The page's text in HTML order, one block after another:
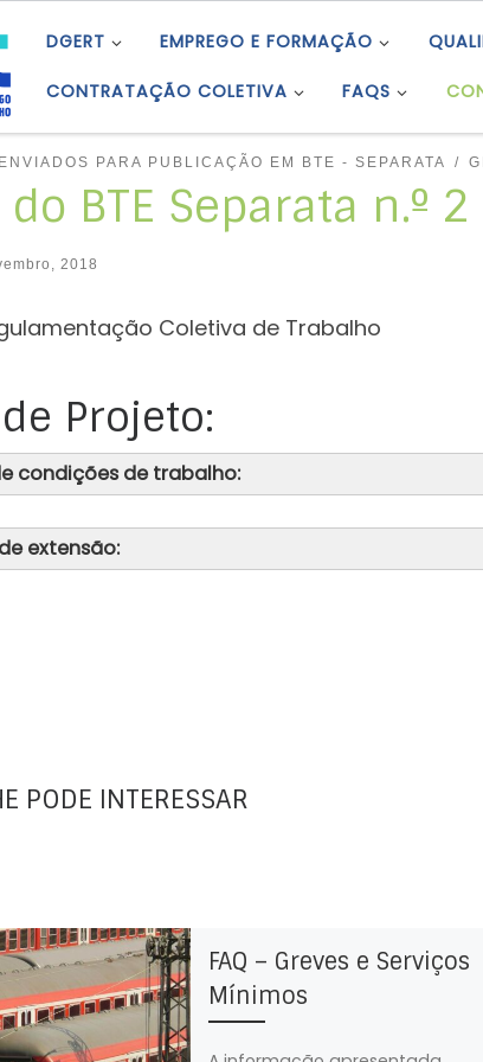
DGERT EMPREGO E FORMAÇÃO
CONTRATAÇÃO COLETIVA FAQS
PARA PUBLICAÇÃO EM BTE - SEPARATA
BTE Separata n.º
2018
Coletiva de Trabalho
Projeto:
condições de trabalho:
extensão:
PODE INTERESSAR
FAQ – Greves e Serviços
Mínimos